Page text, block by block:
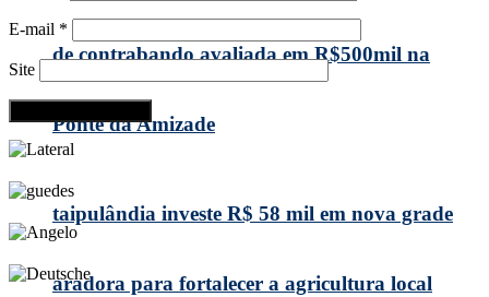
de contrabando avaliada em R$500mil na
Ponte da Amizade
taipulândia investe R$ 58 mil em nova grade
aradora para fortalecer a agricultura local
E-mail *
Site